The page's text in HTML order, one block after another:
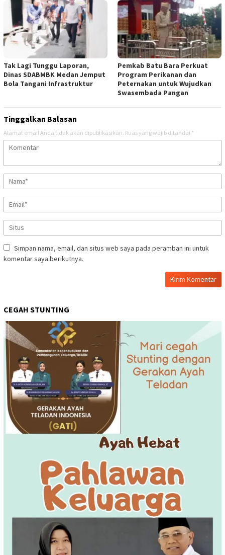
Tak Lagi Tunggu Laporan,
Dinas SDABMBK Medan Jemput
Bola Tangani Infrastruktur
Pemkab Batu Bara Perkuat
Program Perikanan dan
Peternakan untuk Wujudkan
Swasembada Pangan
Tinggalkan Balasan
Alamat email Anda tidak akan dipublikasikan. Ruas yang wajib ditandai *
Simpan nama, email, dan situs web saya pada peramban ini untuk
komentar saya berikutnya.
CEGAH STUNTING